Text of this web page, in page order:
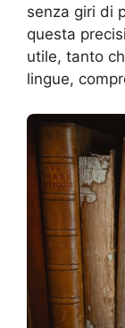
senza giri di
questa
utile, tanto
lingue,